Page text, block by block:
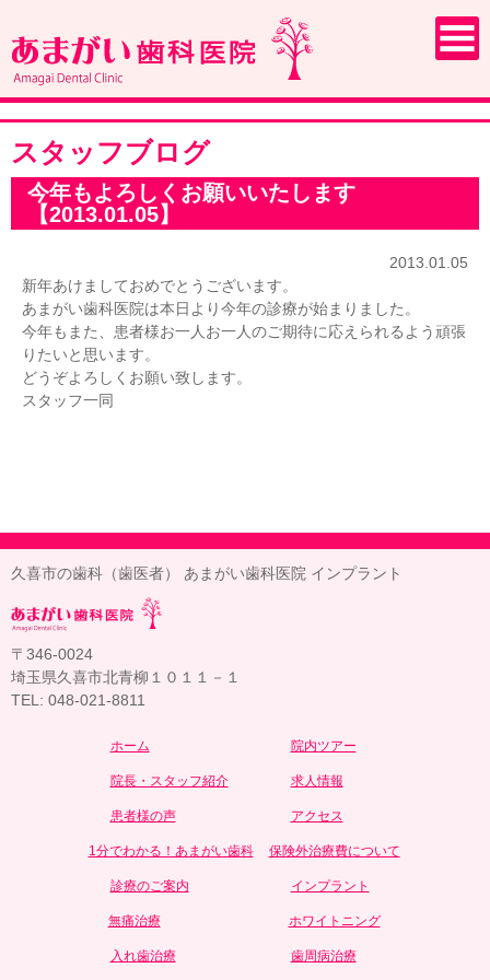
スタッフブログ
今年もよろしくお願いいたします
【2013.01.05】
2013.01.05
新年あけましておめでとうございます。
あまがい歯科医院は本日より今年の診療が始まりました。
今年もまた、患者様お一人お一人のご期待に応えられるよう頑張
りたいと思います。
どうぞよろしくお願い致します。
スタッフ一同
久喜市の歯科（歯医者） あまがい歯科医院 インプラント
〒346-0024
埼玉県久喜市北青柳１０１１－１
TEL: 048-021-8811
ホーム 院内ツアー
院長・スタッフ紹介 求人情報
患者様の声 アクセス
1分でわかる！あまがい歯科 保険外治療費について
診療のご案内 インプラント
無痛治療 ホワイトニング
入れ歯治療 歯周病治療